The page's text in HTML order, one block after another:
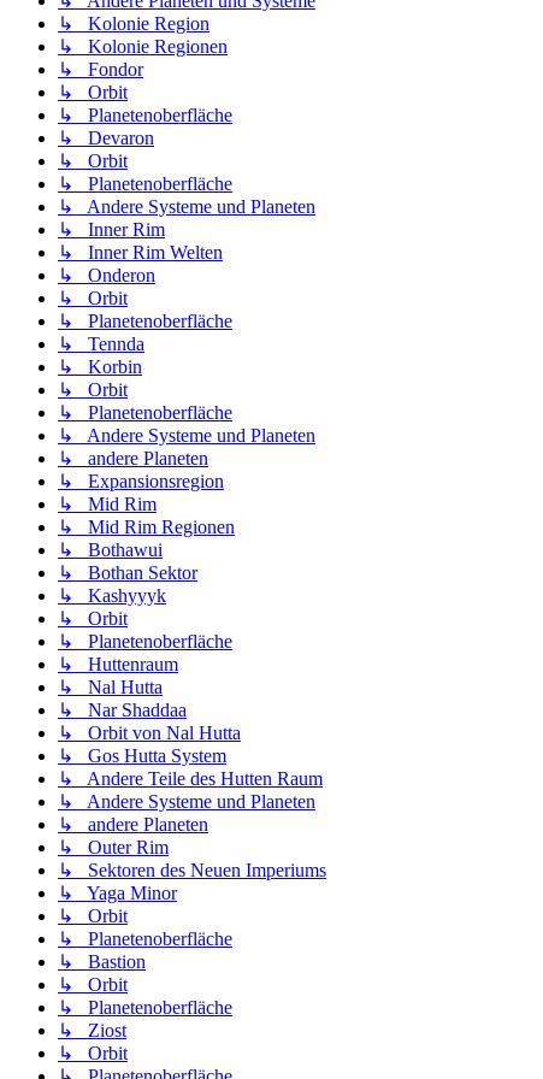
↳ Kolonie Region
↳ Kolonie Regionen
↳ Fondor
↳ Orbit
↳ Planetenoberfläche
↳ Devaron
↳ Orbit
↳ Planetenoberfläche
↳ Andere Systeme und Planeten
↳ Inner Rim
↳ Inner Rim Welten
↳ Onderon
↳ Orbit
↳ Planetenoberfläche
↳ Tennda
↳ Korbin
↳ Orbit
↳ Planetenoberfläche
↳ Andere Systeme und Planeten
↳ andere Planeten
↳ Expansionsregion
↳ Mid Rim
↳ Mid Rim Regionen
↳ Bothawui
↳ Bothan Sektor
↳ Kashyyyk
↳ Orbit
↳ Planetenoberfläche
↳ Huttenraum
↳ Nal Hutta
↳ Nar Shaddaa
↳ Orbit von Nal Hutta
↳ Gos Hutta System
↳ Andere Teile des Hutten Raum
↳ Andere Systeme und Planeten
↳ andere Planeten
↳ Outer Rim
↳ Sektoren des Neuen Imperiums
↳ Yaga Minor
↳ Orbit
↳ Planetenoberfläche
↳ Bastion
↳ Orbit
↳ Planetenoberfläche
↳ Ziost
↳ Orbit